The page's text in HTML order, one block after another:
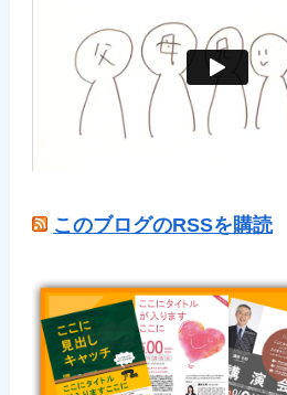
このブログのRSSを購読